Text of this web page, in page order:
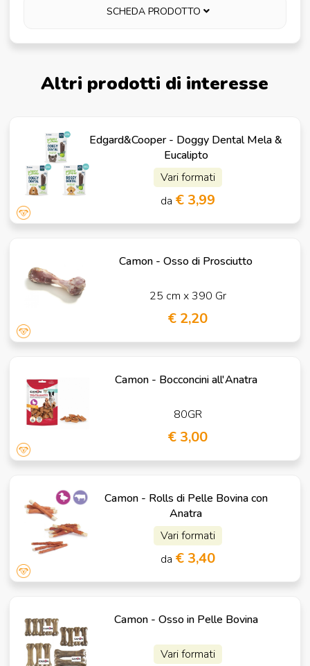
SCHEDA PRODOTTO
Altri prodotti di interesse
Edgard&Cooper - Doggy Dental Mela &
Eucalipto
Vari formati
da € 3,99
Camon - Osso di Prosciutto
25 cm x 390 Gr
€ 2,20
Camon - Bocconcini all'Anatra
80GR
€ 3,00
Camon - Rolls di Pelle Bovina con
Anatra
Vari formati
da € 3,40
Camon - Osso in Pelle Bovina
Vari formati